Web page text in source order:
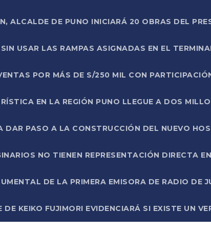
ALCALDE DE PUNO INICIARÁ 20 OBRAS DEL
USAR LAS RAMPAS ASIGNADAS EN EL
POR MÁS DE S/250 MIL CON
EN LA REGIÓN PUNO LLEGUE A DOS
DAR PASO A LA CONSTRUCCIÓN DEL NUEVO
NO TIENEN REPRESENTACIÓN DIRECTA
DE LA PRIMERA EMISORA DE RADIO DE
KEIKO FUJIMORI EVIDENCIARÁ SI EXISTE UN